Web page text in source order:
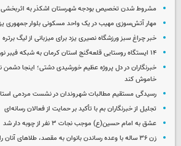
مشروط شدن تخصیص بودجه شهرستان اشکذر به اثربخشی
مهار آتش‌سوزی مهیب در یک واحد مسکونی بلوار جمهوری
خبر چراغ سبز ورزشگاه نصیری یزد برای میزبانی از لیگ برتره
۱۴ ایستگاه روستایی قلعه‌گنج استان کرمان به شبکه فیبر نوری متصل شد
خبرنگاران در دل پروژه عظیم خورشیدی دشتی؛ اینجا دشمن
خاموش کند
رسیدگی مستقیم مطالبات شهروندان در نشست مردمی
تجلیل از خبرنگاران بم با تأکید بر حمایت از فعالان رسانه‌ای
عشق به امام حسین(ع) موجب نجات ۳ نفر از چوبه دار شد
زن ۳۶ ساله با وعده رساندن بانوان به مقصد، طلاهای آنان را سرقت می‌کرد